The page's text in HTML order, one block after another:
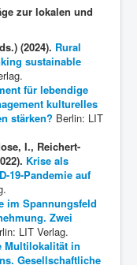
zur lokalen und
(2024). Rural
sustainable
für lebendige
kulturelles
stärken? Berlin: LIT
I., Reichert-
Krise als
19-Pandemie auf
im Spannungsfeld
Zwei
LIT Verlag.
Multilokalität in
Gesellschaftliche